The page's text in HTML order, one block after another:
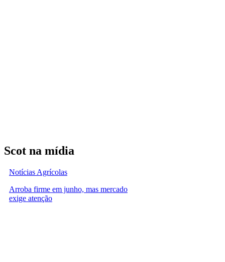
Scot na mídia
Notícias Agrícolas
Arroba firme em junho, mas mercado
exige atenção